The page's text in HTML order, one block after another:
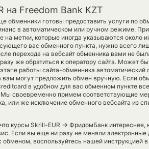
на Freedom Bank KZT
обменники готовы предоставить услуги по
в автоматическом или ручном режиме.
на метки, которые иногда указываются около
вас обменного пункта, нужно всего
перехода на вебсайт обменника вами не
же обратиться к оператору сайта. Может
работы сайта-обменника
вам могут предложить обмен вручную. Если
в удобном для вас обменном пункте
своевременно примем соответствующие
или же исключение обменного вебсайта из
курсы Skrill-EUR → ФридомБанк интереснее,
Если вы еще ни разу не меняли
обменом, воспользуйтесь нашей инструкцией в